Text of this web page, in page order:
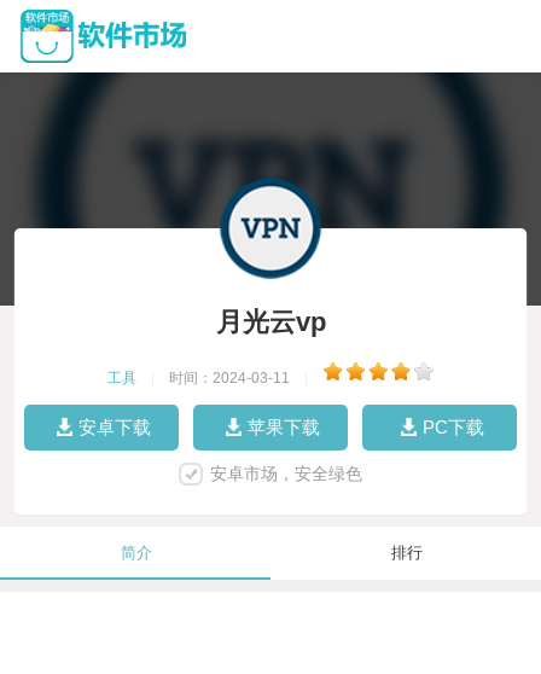
月光云vp
工具 时间：2024-03-11
安卓下载 苹果下载 PC下载
安卓市场，安全绿色
简介 排行